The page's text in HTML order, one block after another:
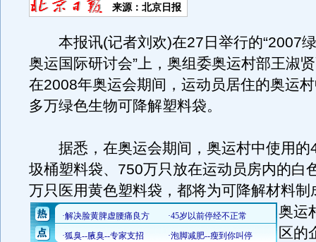
来源：北京日报
本报讯(记者刘欢)在27日举行的“2007
奥运国际研讨会”上，奥组委奥运村部王淑
在2008年奥运会期间，运动员居住的奥运
多万绿色生物可降解塑料袋。
据悉，在奥运会期间，奥运村中使用的
圾桶塑料袋、750万只放在运动员房内的白
万只医用黄色塑料袋，都将为可降解材料制
奥运
区的